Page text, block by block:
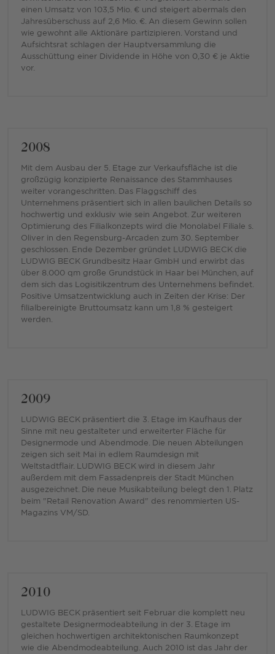
einen Umsatz von 103,5 Mio. € und steigert abermals den
Jahresüberschuss auf 2,6 Mio. €. An diesem Gewinn sollen
wie gewohnt alle Aktionäre partizipieren. Vorstand und
Aufsichtsrat schlagen der Hauptversammlung die
Ausschüttung einer Dividende in Höhe von 0,30 € je Aktie
vor.
2008
Mit dem Ausbau der 5. Etage zur Verkaufsfläche ist die
großzügig konzipierte Renaissance des Stammhauses
weiter vorangeschritten. Das Flaggschiff des
Unternehmens präsentiert sich in allen baulichen Details so
hochwertig und exklusiv wie sein Angebot. Zur weiteren
Optimierung des Filialkonzepts wird die Monolabel Filiale s.
Oliver in den Regensburg-Arcaden zum 30. September
geschlossen. Ende Dezember gründet LUDWIG BECK die
LUDWIG BECK Grundbesitz Haar GmbH und erwirbt das
über 8.000 qm große Grundstück in Haar bei München, auf
dem sich das Logisitikzentrum des Unternehmens befindet.
Positive Umsatzentwicklung auch in Zeiten der Krise: Der
filialbereinigte Bruttoumsatz kann um 1,8 % gesteigert
werden.
2009
LUDWIG BECK präsentiert die 3. Etage im Kaufhaus der
Sinne mit neu gestalteter und erweiterter Fläche für
Designermode und Abendmode. Die neuen Abteilungen
zeigen sich seit Mai in edlem Raumdesign mit
Weltstadtflair. LUDWIG BECK wird in diesem Jahr
außerdem mit dem Fassadenpreis der Stadt München
ausgezeichnet. Die neue Musikabteilung belegt den 1. Platz
beim "Retail Renovation Award" des renommierten US-
Magazins VM/SD.
2010
LUDWIG BECK präsentiert seit Februar die komplett neu
gestaltete Designermodeabteilung in der 3. Etage im
gleichen hochwertigen architektonischen Raumkonzept
wie die Abendmodeabteilung. Auch 2010 ist das Jahr der